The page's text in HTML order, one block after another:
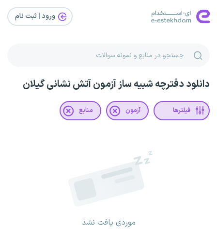
ورود | ثبت‌ نام
دانلود دفترچه شبیه ساز آزمون آتش نشانی گیلان
فیلترها آزمون منابع
موردی یافت نشد